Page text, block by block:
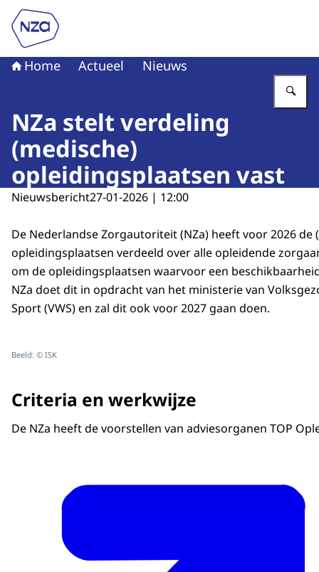
Naar de homepage van Nederlandse Zorgautoriteit
Home Actueel Nieuws
NZa stelt verdeling
(medische)
opleidingsplaatsen vast
Nieuwsbericht27-01-2026 | 12:00
De Nederlandse Zorgautoriteit (NZa) heeft voor 2026 de
opleidingsplaatsen verdeeld over alle opleidende
om de opleidingsplaatsen waarvoor een
NZa doet dit in opdracht van het ministerie van
Sport (VWS) en zal dit ook voor 2027 gaan doen.
Beeld: © ISK
Criteria en werkwijze
De NZa heeft de voorstellen van adviesorganen TOP